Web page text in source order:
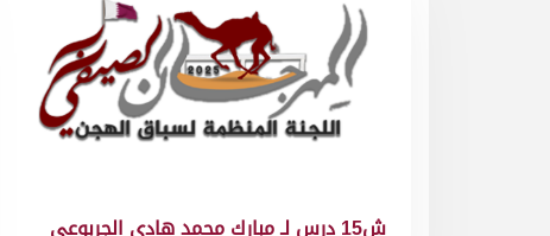
ش15 درس لـ مبارك محمد هادي الجربوعي